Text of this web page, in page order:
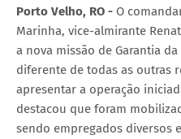
Porto Velho, RO - O
Marinha, vice-almirante
a nova missão de Garantia da
diferente de todas as outras
apresentar a operação
destacou que foram
sendo empregados diversos